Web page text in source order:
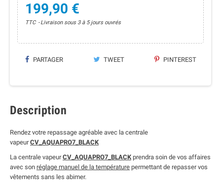
199,90 €
TTC Livraison sous 3 à 5 jours ouvrés
PARTAGER TWEET PINTEREST
Description
Rendez votre repassage agréable avec la centrale
vapeurCV_AQUAPRO7_BLACK
La centrale vapeurCV_AQUAPRO7_BLACK prendra soin de vos affaires
avec son réglage manuel de la température permettant de repasser vos
vêtements sans les abimer.